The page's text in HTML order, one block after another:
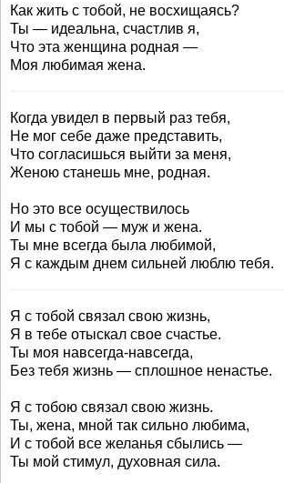
Как жить с тобой, не восхищаясь?
Ты — идеальна, счастлив я,
Что эта женщина родная —
Моя любимая жена.
Когда увидел в первый раз тебя,
Не мог себе даже представить,
Что согласишься выйти за меня,
Женою станешь мне, родная.
Но это все осуществилось
И мы с тобой — муж и жена.
Ты мне всегда была любимой,
Я с каждым днем сильней люблю тебя.
Я с тобой связал свою жизнь,
Я в тебе отыскал свое счастье.
Ты моя навсегда-навсегда,
Без тебя жизнь — сплошное ненастье.
Я с тобою связал свою жизнь.
Ты, жена, мной так сильно любима,
И с тобой все желанья сбылись —
Ты мой стимул, духовная сила.